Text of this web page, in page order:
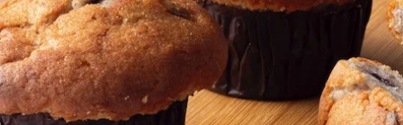
Populära söktermer
”Protein Powder“
”Overnight Oats“
”Vegan protein“
”Collagen“
”Micellar Casein“
PROTEIN